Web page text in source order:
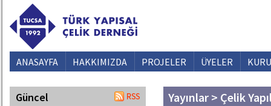
ANASAYFA HAKKIMIZDA PROJELER ÜYELER
Güncel Yayınlar > Çelik